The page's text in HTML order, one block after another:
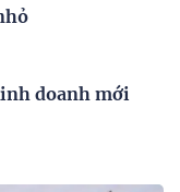
doanh mới